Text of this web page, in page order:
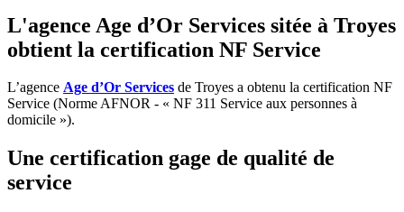
L'agence Age d’Or Services sitée à Troyes
obtient la certification NF Service
L’agence Age d’Or Services de Troyes a obtenu la certification NF
Service (Norme AFNOR - « NF 311 Service aux personnes à
domicile »).
Une certification gage de qualité de
service